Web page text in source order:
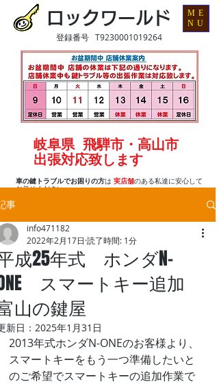
ロックワールド
車の鍵トラブルでお困りの方は 実店舗のある私達に安心して
お任せください
岐阜県 飛騨市・高山市
出張対応致します
登録番号 T9230001019264
ME
NU
事
成25年式 ホンダN-
スマートキー追加
山の鍵屋
info471182
2022年2月17日 読了時間: 1分
新日： 2025年1月31日
2013年式ホンダN-ONEのお客様より、
スマートキーをもう一つ準備したいと
のご希望でスマートキーの追加作業で